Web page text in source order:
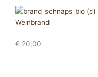
Weinbrand
€ 20,00